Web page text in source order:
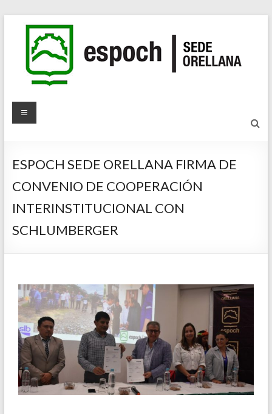
ESPOCH SEDE ORELLANA FIRMA DE
CONVENIO DE COOPERACIÓN
INTERINSTITUCIONAL CON
SCHLUMBERGER